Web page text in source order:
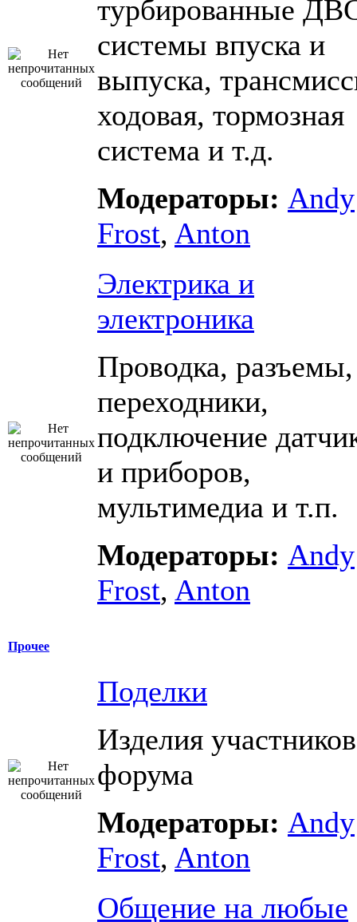
турбированные
системы впуска и
выпуска,
ходовая, тормозная
система и т.д.
Модераторы: Andy
Frost, Anton
Электрика и
электроника
Проводка, разъемы,
переходники,
подключение
и приборов,
мультимедиа и т.п.
Модераторы: Andy
Frost, Anton
Прочее
Поделки
Изделия участников
форума
Модераторы: Andy
Frost, Anton
Общение на любые